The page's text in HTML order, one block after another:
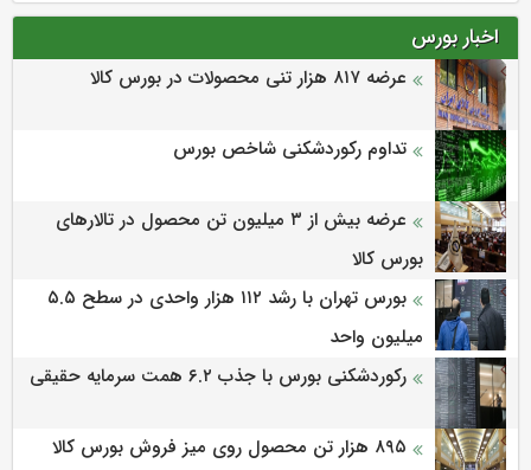
اخبار بورس
عرضه‌ ۸۱۷ هزار تنی محصولات در بورس کالا
تداوم رکوردشکنی شاخص بورس
عرضه بیش از ۳ میلیون تن محصول در تالارهای
بورس کالا
بورس تهران با رشد ۱۱۲ هزار واحدی در سطح ۵.۵
میلیون واحد
رکوردشکنی بورس با جذب ۶.۲ همت سرمایه حقیقی
۸۹۵ هزار تن محصول روی میز فروش بورس کالا